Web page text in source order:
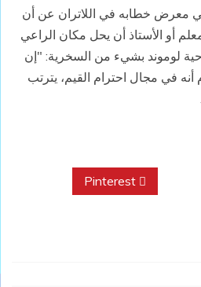
معرض خطابه في اللاتران عن أن
أو الأستاذ أن يحل مكان الراعي
لوموند بشيء من السخرية: "إن
أنه في مجال احترام القيم، يترتب